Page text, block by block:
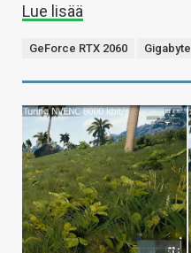
Lue lisää
GeForce RTX 2060 Gigabyte